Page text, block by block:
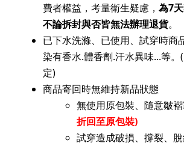
費者權益，考量衛生疑慮， 為7
不論拆封與否皆無法辦理退貨。
已下水洗滌、已使用、試穿時商
染有香水.體香劑.汗水異味...等。
定)
商品寄回時無維持新品狀態
無使用原包裝、隨意皺
折回至原包裝)
試穿造成破損、撐裂、